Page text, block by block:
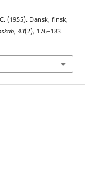
(1955). Dansk, finsk,
, 43(2), 176–183.